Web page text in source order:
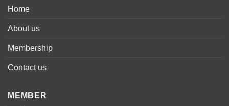
Home
About us
Membership
Contact us
MEMBER